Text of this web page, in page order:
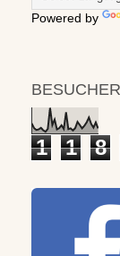
Powered by
BESUCHER
1 1 8